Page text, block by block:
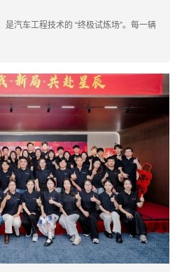
是汽车工程技术的 “终极试炼场”。每一辆